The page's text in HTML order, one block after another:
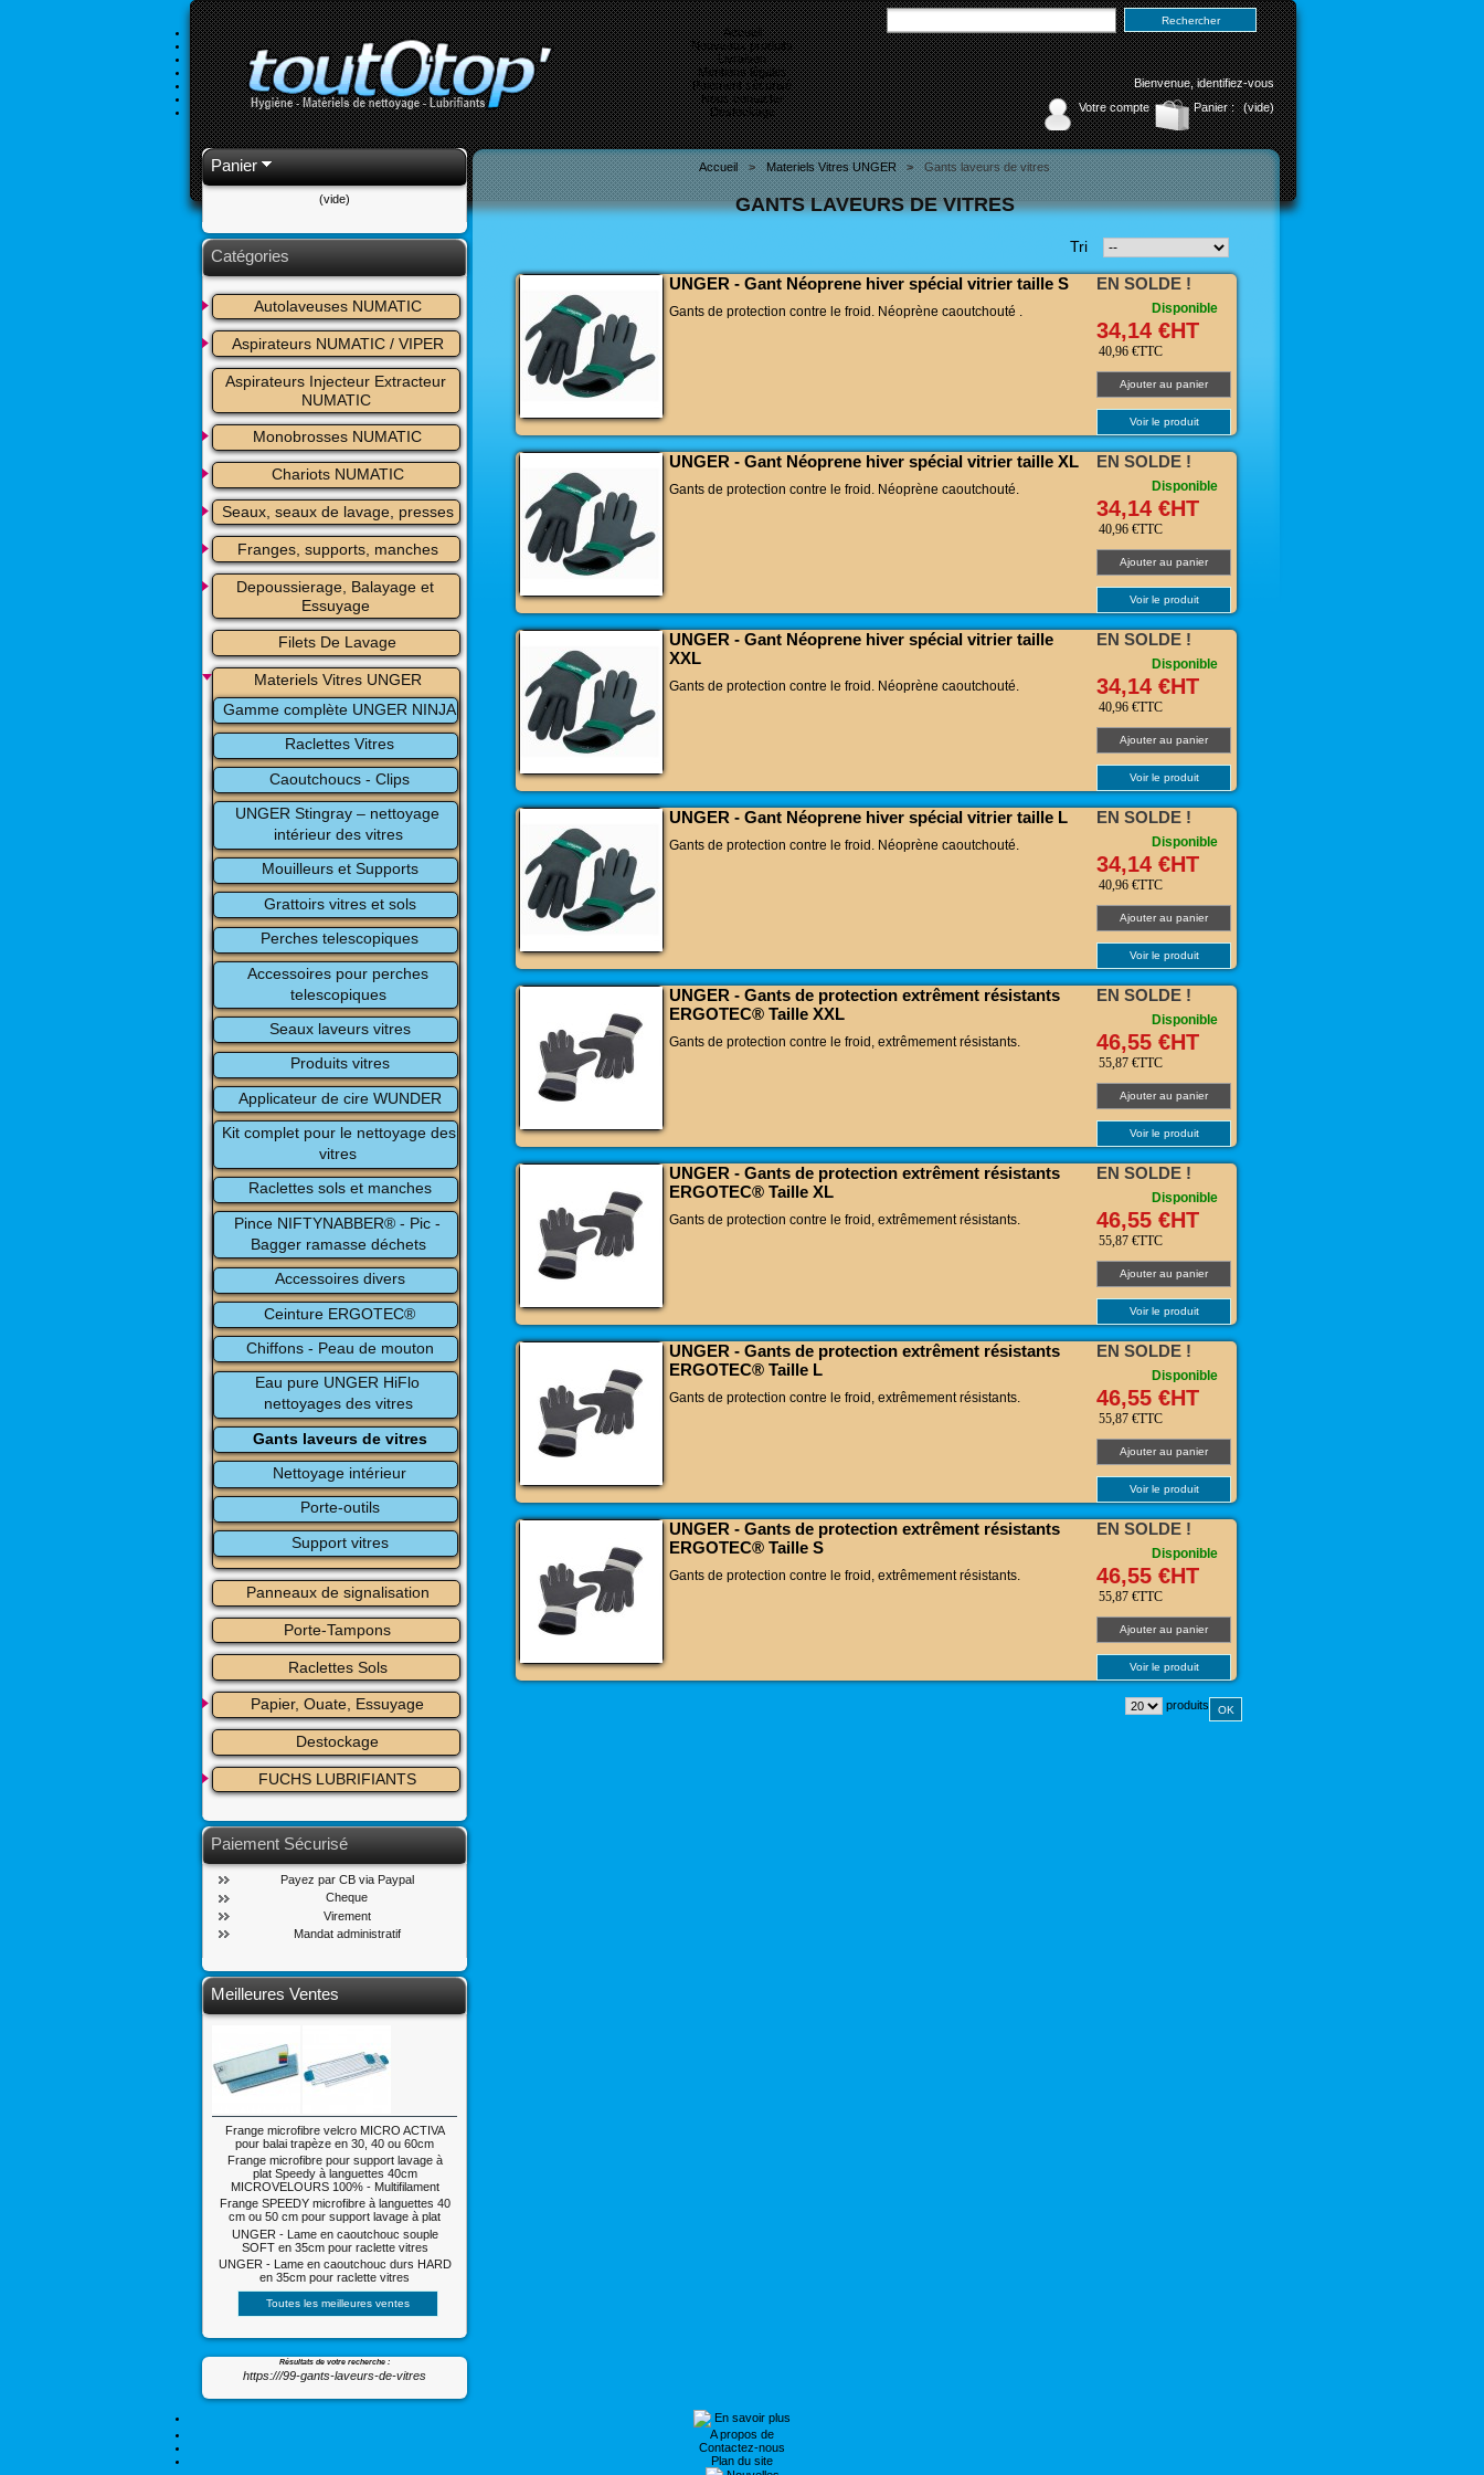
Bienvenue,identifiez-vous
Panier :
(vide)
Votre compte
Accueil
Nouveaux produits
Livraison
Mentions légales
Paiement sécurisé
Nous contacter
Destockage
Panier
(vide)
Catégories
Autolaveuses NUMATIC
Aspirateurs NUMATIC / VIPER
Aspirateurs Injecteur Extracteur
NUMATIC
Monobrosses NUMATIC
Chariots NUMATIC
Seaux, seaux de lavage, presses
Franges, supports, manches
Depoussierage, Balayage et
Essuyage
Filets De Lavage
Materiels Vitres UNGER
Gamme complète UNGER NINJA
Raclettes Vitres
Caoutchoucs - Clips
UNGER Stingray – nettoyage
intérieur des vitres
Mouilleurs et Supports
Grattoirs vitres et sols
Perches telescopiques
Accessoires pour perches
telescopiques
Seaux laveurs vitres
Produits vitres
Applicateur de cire WUNDER
Kit complet pour le nettoyage des
vitres
Raclettes sols et manches
Pince NIFTYNABBER® - Pic -
Bagger ramasse déchets
Accessoires divers
Ceinture ERGOTEC®
Chiffons - Peau de mouton
Eau pure UNGER HiFlo
nettoyages des vitres
Gants laveurs de vitres
Nettoyage intérieur
Porte-outils
Support vitres
Panneaux de signalisation
Porte-Tampons
Raclettes Sols
Papier, Ouate, Essuyage
Destockage
FUCHS LUBRIFIANTS
Paiement Sécurisé
Payez par CB via Paypal
Cheque
Virement
Mandat administratif
Meilleures Ventes
Frange microfibre velcro MICRO ACTIVA
pour balai trapèze en 30, 40 ou 60cm
Frange microfibre pour support lavage à
plat Speedy à languettes 40cm
MICROVELOURS 100% - Multifilament
Frange SPEEDY microfibre à languettes 40
cm ou 50 cm pour support lavage à plat
UNGER - Lame en caoutchouc souple
SOFT en 35cm pour raclette vitres
UNGER - Lame en caoutchouc durs HARD
en 35cm pour raclette vitres
Toutes les meilleures ventes
Résultats de votre recherche :
https:///99-gants-laveurs-de-vitres
Accueil > Materiels Vitres UNGER > Gants laveurs de vitres
GANTS LAVEURS DE VITRES
Tri
UNGER - Gant Néoprene hiver spécial vitrier taille S
Gants de protection contre le froid. Néoprène caoutchouté .
EN SOLDE !
Disponible
34,14 €HT
40,96 €TTC
Ajouter au panier
Voir le produit
UNGER - Gant Néoprene hiver spécial vitrier taille XL
Gants de protection contre le froid. Néoprène caoutchouté.
EN SOLDE !
Disponible
34,14 €HT
40,96 €TTC
Ajouter au panier
Voir le produit
UNGER - Gant Néoprene hiver spécial vitrier taille
XXL
Gants de protection contre le froid. Néoprène caoutchouté.
EN SOLDE !
Disponible
34,14 €HT
40,96 €TTC
Ajouter au panier
Voir le produit
UNGER - Gant Néoprene hiver spécial vitrier taille L
Gants de protection contre le froid. Néoprène caoutchouté.
EN SOLDE !
Disponible
34,14 €HT
40,96 €TTC
Ajouter au panier
Voir le produit
UNGER - Gants de protection extrêment résistants
ERGOTEC® Taille XXL
Gants de protection contre le froid, extrêmement résistants.
EN SOLDE !
Disponible
46,55 €HT
55,87 €TTC
Ajouter au panier
Voir le produit
UNGER - Gants de protection extrêment résistants
ERGOTEC® Taille XL
Gants de protection contre le froid, extrêmement résistants.
EN SOLDE !
Disponible
46,55 €HT
55,87 €TTC
Ajouter au panier
Voir le produit
UNGER - Gants de protection extrêment résistants
ERGOTEC® Taille L
Gants de protection contre le froid, extrêmement résistants.
EN SOLDE !
Disponible
46,55 €HT
55,87 €TTC
Ajouter au panier
Voir le produit
UNGER - Gants de protection extrêment résistants
ERGOTEC® Taille S
Gants de protection contre le froid, extrêmement résistants.
EN SOLDE !
Disponible
46,55 €HT
55,87 €TTC
Ajouter au panier
Voir le produit
produits
En savoir plus
A propos de
Contactez-nous
Plan du site